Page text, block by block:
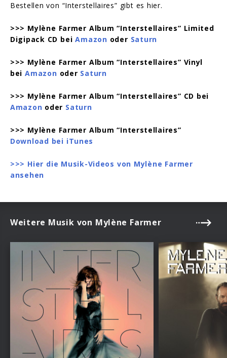
Bestellen von “Interstellaires” gibt es hier.
>>> Mylène Farmer Album “Interstellaires” Limited
Digipack CD beiAmazon oder Saturn
>>> Mylène Farmer Album “Interstellaires” Vinyl
beiAmazon oder Saturn
>>> Mylène Farmer Album “Interstellaires” CD bei
Amazon oder Saturn
>>> Mylène Farmer Album “Interstellaires”
Download bei iTunes
>>> Hier die Musik-Videos von Mylène Farmer
ansehen
Weitere Musik von Mylène Farmer